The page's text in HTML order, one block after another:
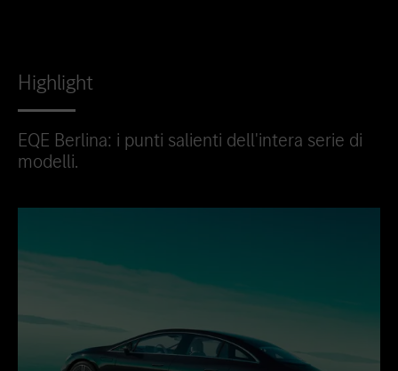
Highlight
EQE Berlina: i punti salienti dell'intera serie di
modelli.